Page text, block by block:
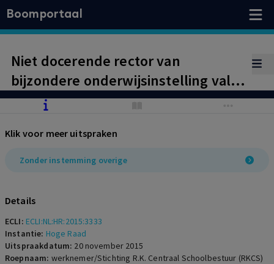
Boomportaal
Niet docerende rector van
bijzondere onderwijsinstelling valt
niet onder artikel 2
arbeidsovereenkomsten (art. 2
BBA). Opzegging moet gelezen
Klik voor meer uitspraken
Zonder instemming overige
Details
ECLI: ECLI:NL:HR:2015:3333
Instantie: Hoge Raad
Uitspraakdatum: 20 november 2015
Roepnaam: werknemer/Stichting R.K. Centraal Schoolbestuur (RKCS)